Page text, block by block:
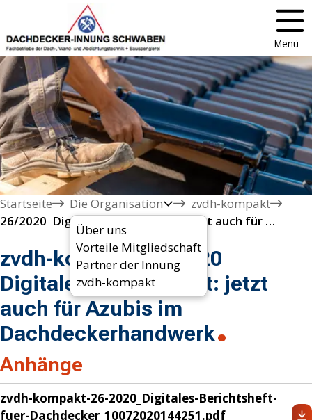
Menü
Startseite
Die Organisation
Über uns
Vorteile Mitgliedschaft
Partner der Innung
zvdh-kompakt
zvdh-kompakt
26/2020  Digitales Berichtsheft: jetzt auch für Azubis im Dachdeckerhandwerk
zvdh-kompakt 26/2020
Digitales Berichtsheft: jetzt
auch für Azubis im
Dachdeckerhandwerk
Anhänge
zvdh-kompakt-26-2020_Digitales-Berichtsheft-
fuer-Dachdecker_10072020144251.pdf